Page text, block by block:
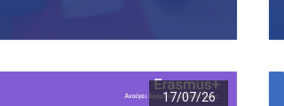
17/07/26